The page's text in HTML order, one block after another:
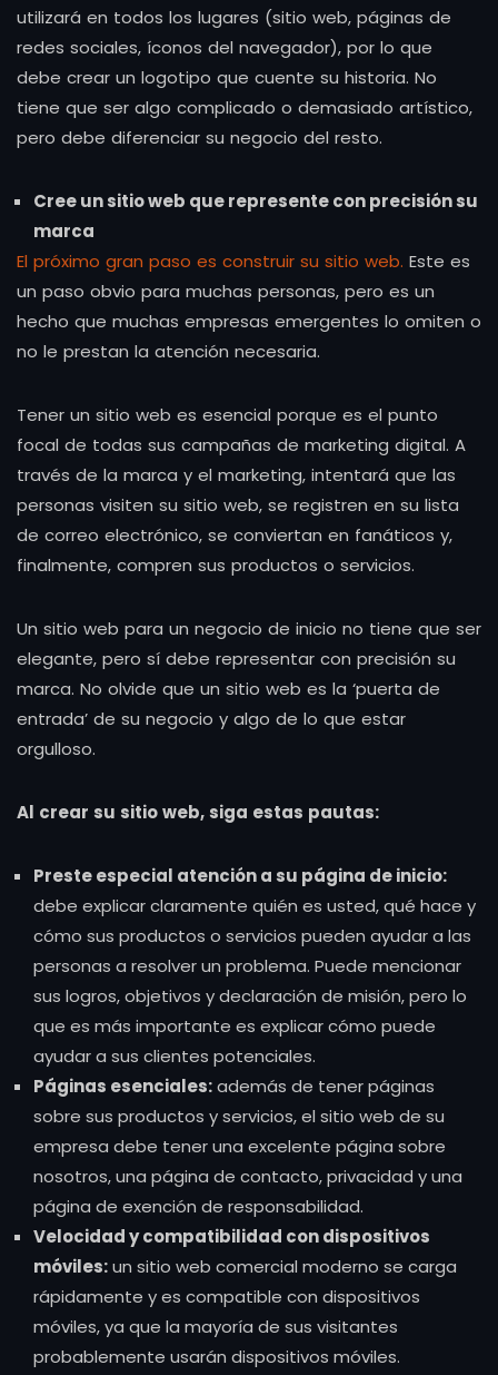
utilizará en todos los lugares (sitio web, páginas de
redes sociales, íconos del navegador), por lo que
debe crear un logotipo que cuente su historia. No
tiene que ser algo complicado o demasiado artístico,
pero debe diferenciar su negocio del resto.
Cree un sitio web que represente con precisión su
marca
El próximo gran paso es construir su sitio web. Este es
un paso obvio para muchas personas, pero es un
hecho que muchas empresas emergentes lo omiten o
no le prestan la atención necesaria.
Tener un sitio web es esencial porque es el punto
focal de todas sus campañas de marketing digital. A
través de la marca y el marketing, intentará que las
personas visiten su sitio web, se registren en su lista
de correo electrónico, se conviertan en fanáticos y,
finalmente, compren sus productos o servicios.
Un sitio web para un negocio de inicio no tiene que ser
elegante, pero sí debe representar con precisión su
marca. No olvide que un sitio web es la ‘puerta de
entrada’ de su negocio y algo de lo que estar
orgulloso.
Al crear su sitio web, siga estas pautas:
Preste especial atención a su página de inicio:
debe explicar claramente quién es usted, qué hace y
cómo sus productos o servicios pueden ayudar a las
personas a resolver un problema. Puede mencionar
sus logros, objetivos y declaración de misión, pero lo
que es más importante es explicar cómo puede
ayudar a sus clientes potenciales.
Páginas esenciales:además de tener páginas
sobre sus productos y servicios, el sitio web de su
empresa debe tener una excelente página sobre
nosotros, una página de contacto, privacidad y una
página de exención de responsabilidad.
Velocidad y compatibilidad con dispositivos
móviles:un sitio web comercial moderno se carga
rápidamente y es compatible con dispositivos
móviles, ya que la mayoría de sus visitantes
probablemente usarán dispositivos móviles.